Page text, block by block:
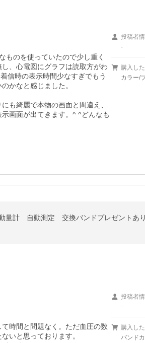
ものを使っていたので少し重く
、心電図にグラフは読取方がわ
信時の表示時間少なすぎでもう
かなと感じました。
も綺麗で本物の画面と間違え、
画面が出てきます。^ ^どんなも
投稿者
-
購入し
カラー/
量計 自動測定 交換バンドプレゼントあり
時間と問題なく。ただ血圧の数
いと思っております。
投稿者
-
購入し
バンド